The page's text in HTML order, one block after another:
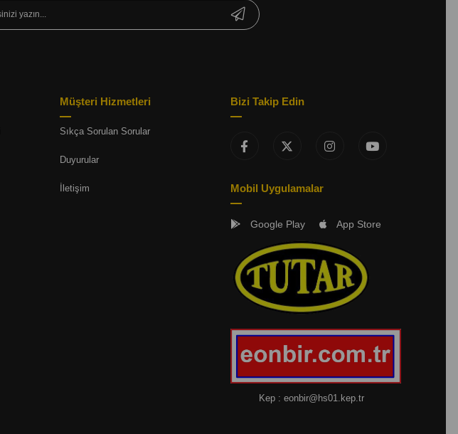
Müşteri Hizmetleri
Sıkça Sorulan Sorular
Duyurular
İletişim
Bizi Takip Edin
Mobil Uygulamalar
Google Play App Store
Kep : eonbir@hs01.kep.tr